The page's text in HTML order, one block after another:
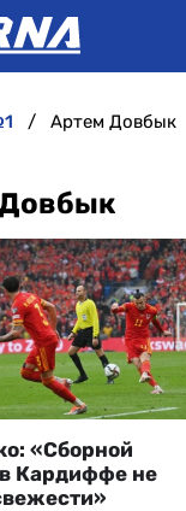
Артем Довбык
«Сборной
Кардиффе не